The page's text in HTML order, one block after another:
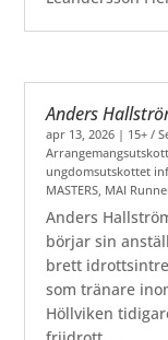
Anders
apr 13, 2026 | 15+ /
ungdomsutskottet
MASTERS, MAI
Anders
börjar sin
brett
som tränare
Höllviken